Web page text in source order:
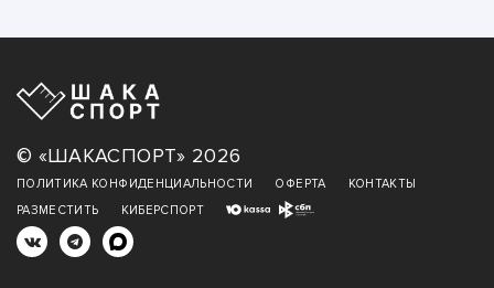
© «ШАКАСПОРТ» 2026
ПОЛИТИКА КОНФИДЕНЦИАЛЬНОСТИ ОФЕРТА
КОНТАКТЫ
РАЗМЕСТИТЬ
КИБЕРСПОРТ